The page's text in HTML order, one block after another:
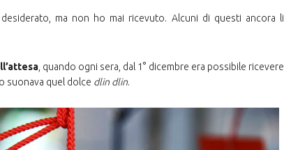
ma non ho mai ricevuto. Alcuni di questi ancora li
, quando ogni sera, dal 1° dicembre era possibile ricevere
suonava quel dolce dlin dlin.